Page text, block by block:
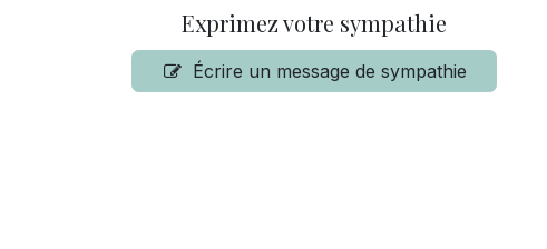
Exprimez votre sympathie
Écrire un message de sympathie